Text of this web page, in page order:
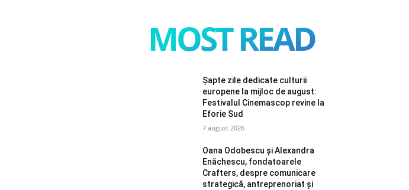
MOST READ
Șapte zile dedicate culturii
europene la mijloc de august:
Festivalul Cinemascop revine la
Eforie Sud
7 august 2026
Oana Odobescu și Alexandra
Enăchescu, fondatoarele
Crafters, despre comunicare
strategică, antreprenoriat și